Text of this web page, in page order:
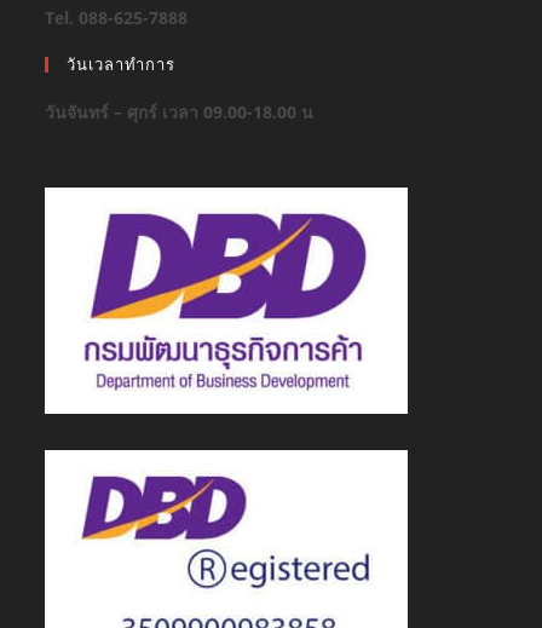
Tel. 088-625-7888
วันเวลาทำการ
วันจันทร์ – ศุกร์ เวลา 09.00-18.00 น